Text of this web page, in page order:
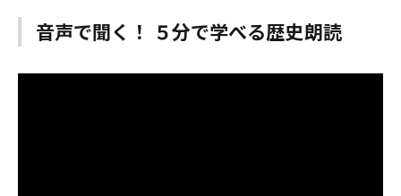
音声で聞く！ ５分で学べる歴史朗読